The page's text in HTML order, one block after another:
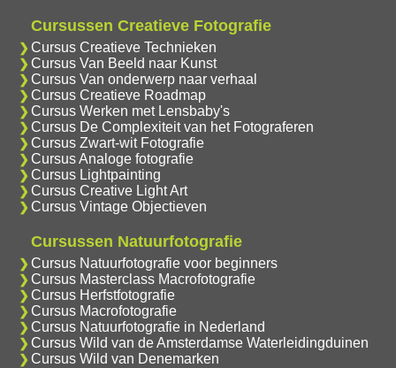
Cursussen Creatieve Fotografie
Cursus Creatieve Technieken
Cursus Van Beeld naar Kunst
Cursus Van onderwerp naar verhaal
Cursus Creatieve Roadmap
Cursus Werken met Lensbaby's
Cursus De Complexiteit van het Fotograferen
Cursus Zwart-wit Fotografie
Cursus Analoge fotografie
Cursus Lightpainting
Cursus Creative Light Art
Cursus Vintage Objectieven
Cursussen Natuurfotografie
Cursus Natuurfotografie voor beginners
Cursus Masterclass Macrofotografie
Cursus Herfstfotografie
Cursus Macrofotografie
Cursus Natuurfotografie in Nederland
Cursus Wild van de Amsterdamse Waterleidingduinen
Cursus Wild van Denemarken